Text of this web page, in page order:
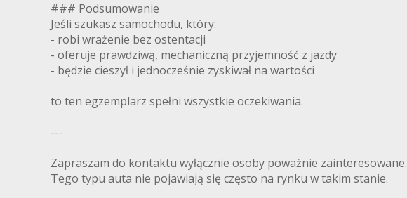
### Podsumowanie
Jeśli szukasz samochodu, który:
- robi wrażenie bez ostentacji
- oferuje prawdziwą, mechaniczną przyjemność z jazdy
- będzie cieszył i jednocześnie zyskiwał na wartości
to ten egzemplarz spełni wszystkie oczekiwania.
---
Zapraszam do kontaktu wyłącznie osoby poważnie zainteresowane.
Tego typu auta nie pojawiają się często na rynku w takim stanie.